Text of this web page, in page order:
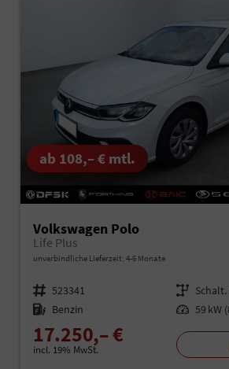
ab 108,– € mtl.
Volkswagen Polo
Life Plus
unverbindliche Lieferzeit: 4-6 Monate
Fahrzeugnr. 523341 Getriebe
Kraftstoff Benzin Leistung 59 kW
17.250,– €
incl. 19% MwSt.